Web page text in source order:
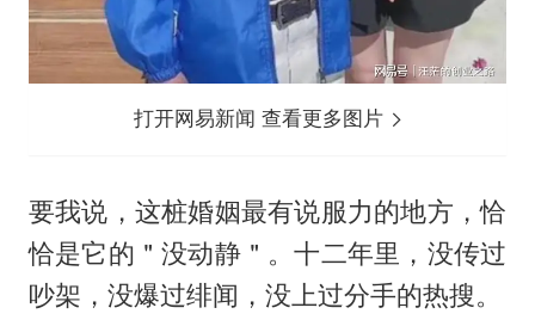
打开网易新闻 查看更多图片
要我说，这桩婚姻最有说服力的地方，恰
恰是它的＂没动静＂。十二年里，没传过
吵架，没爆过绯闻，没上过分手的热搜。